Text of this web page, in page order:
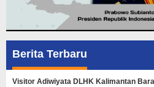
Berita Terbaru
Visitor Adiwiyata DLHK Kalimantan